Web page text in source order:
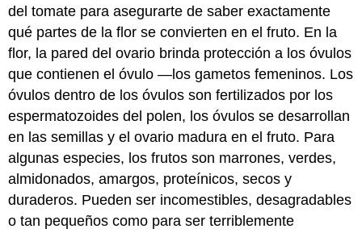
del tomate para asegurarte de saber exactamente
qué partes de la flor se convierten en el fruto. En la
flor, la pared del ovario brinda protección a los óvulos
que contienen el óvulo —los gametos femeninos. Los
óvulos dentro de los óvulos son fertilizados por los
espermatozoides del polen, los óvulos se desarrollan
en las semillas y el ovario madura en el fruto. Para
algunas especies, los frutos son marrones, verdes,
almidonados, amargos, proteínicos, secos y
duraderos. Pueden ser incomestibles, desagradables
o tan pequeños como para ser terriblemente